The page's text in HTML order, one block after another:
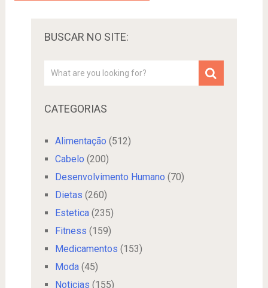
BUSCAR NO SITE:
CATEGORIAS
Alimentação (512)
Cabelo (200)
Desenvolvimento Humano (70)
Dietas (260)
Estetica(235)
Fitness (159)
Medicamentos (153)
Moda(45)
Noticias (155)